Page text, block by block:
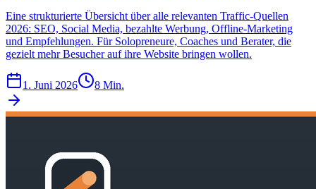
Eine strukturierte Übersicht über alle relevanten Traffic-Quellen
2026: SEO, Social Media, bezahlte Werbung, Offline-Marketing
und Empfehlungen. Für Solopreneure, Coaches und Berater, die
gezielt mehr Besucher auf ihre Website bringen wollen.
1. Juni 2026 8 Min.